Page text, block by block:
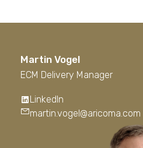
Martin Vogel
ECM Delivery Manager
LinkedIn
martin.vogel@aricoma.com